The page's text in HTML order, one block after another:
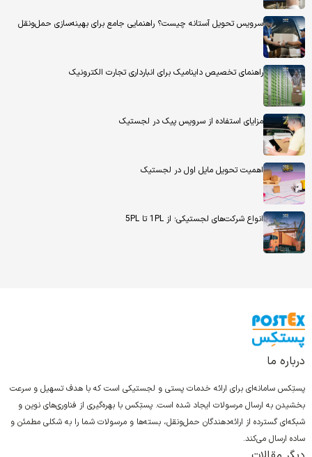
سرویس تحویل آستانه چیست؟ راهنمایی جامع برای بهینه‌سازی حمل‌ونقل
راهنمای تخصیص داینامیک برای انبارداری تجارت الکترونیک
مزایای استفاده از سرویس پیک در لجستیک
اهمیت تحویل مایل اول در لجستیک
انواع شرکت‌های لجستیکی؛ از 1PL تا 5PL
درباره ما
پستِکس سامانه‌ای برای ارائه خدمات پستی و لجستیکی است که با هدف تسهیل و سرعت
بخشیدن به ارسال مرسولات ایجاد شده است. پستِکس با بهره‌گیری از فناوری‌های نوین و
شبکه‌ای گسترده از ارائه‌دهندگان حمل‌ونقل، بسته‌ها و مرسولات شما را به شکلی مطمئن و
ساده ارسال می‌کند.